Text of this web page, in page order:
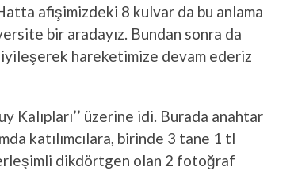
afişimizdeki 8 kulvar da bu anlama
bir aradayız. Bundan sonra da
hareketimize devam ederiz
Kalıpları’’ üzerine idi. Burada anahtar
katılımcılara, birinde 3 tane 1 tl
dikdörtgen olan 2 fotoğraf